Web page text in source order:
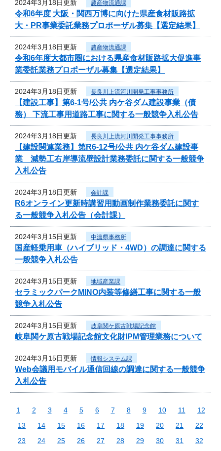
2024年3月18日更新 農産物流通課
令和6年度 大阪・関西万博に向けた県産食材販路拡
大・PR事業委託業務プロポーザル募集【選定結果】
2024年3月18日更新 農産物流通課
令和6年度大都市圏における県産食材販路拡大促進事
業委託業務プロポーザル募集【選定結果】
2024年3月18日更新 長良川上流河川開発工事事務所
【建設工事】第6-1号/公共 内ケ谷ダム建設事業（債
務） 下流工事用道路工事に関する一般競争入札公告
2024年3月18日更新 長良川上流河川開発工事事務所
【建設関連業務】第R6-12号/公共 内ケ谷ダム建設事
業 減勢工右岸導流壁設計業務委託に関する一般競争
入札公告
2024年3月18日更新 会計課
R6オンライン更新時講習用動画制作業務委託に関す
る一般競争入札公告（会計課）
2024年3月15日更新 中濃県事務所
国産軽乗用車（ハイブリッド・4WD）の調達に関する
一般競争入札公告
2024年3月15日更新 地域産業課
セラミックパークMINO内装等修繕工事に関する一般
競争入札公告
2024年3月15日更新 岐阜関ケ原古戦場記念館
岐阜関ケ原古戦場記念館文化財IPM管理業務について
2024年3月15日更新 情報システム課
Web会議用モバイル通信回線の調達に関する一般競争
入札公告
1 2 3 4 5 6 7 8 9 10 11
12
13
14 15 16 17 18 19 20 21
22
23
24 25 26 27 28 29 30 31
32